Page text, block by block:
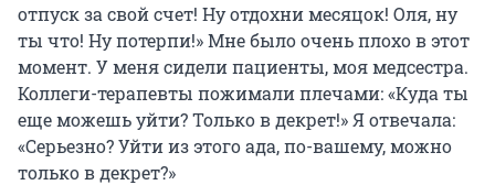
отпуск за свой счет! Ну отдохни месяцок! Оля, ну
ты что! Ну потерпи!» Мне было очень плохо в этот
момент. У меня сидели пациенты, моя медсестра.
Коллеги-терапевты пожимали плечами: «Куда ты
еще можешь уйти? Только в декрет!» Я отвечала:
«Серьезно? Уйти из этого ада, по-вашему, можно
только в декрет?»